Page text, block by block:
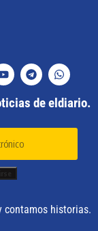
de eldiario.
contamos historias.